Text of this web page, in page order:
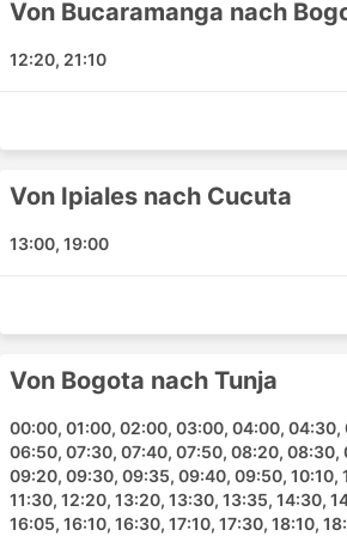
Flugzeug verbunden sind. Das
fast das ganze Land ab und
und lange etabliert.
Im Gegensatz zu Flug- und
müssen Sie nicht viel vorher
Check-in nicht viel Zeit in
Gepäckvorgaben sind in der
reisefreundlich und die Gebühr
Bustickets sind
Auswahl an verschiedenen
etwas für jeden Geldbeutel
Standardoptionen sind
und bieten keinen Top-
trotzdem akzeptabel und
längeren Strecken sind
Stopps, sowie Snacks, Wasser
Von Bucaramanga nach
12:20, 21:10
Von Ipiales nach Cucuta
13:00, 19:00
Von Bogota nach Tunja
00:00, 01:00, 02:00, 03:00, 04:00, 04:30,
06:50, 07:30, 07:40, 07:50, 08:20, 08:30,
09:20, 09:30, 09:35, 09:40, 09:50, 10:10,
11:30, 12:20, 13:20, 13:30, 13:35, 14:30,
16:05, 16:10, 16:30, 17:10, 17:30, 18:10,